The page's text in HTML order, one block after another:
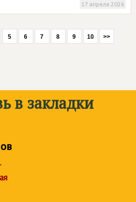
17 апреля 2026
5 6 7 8 9 10 >>
в закладки